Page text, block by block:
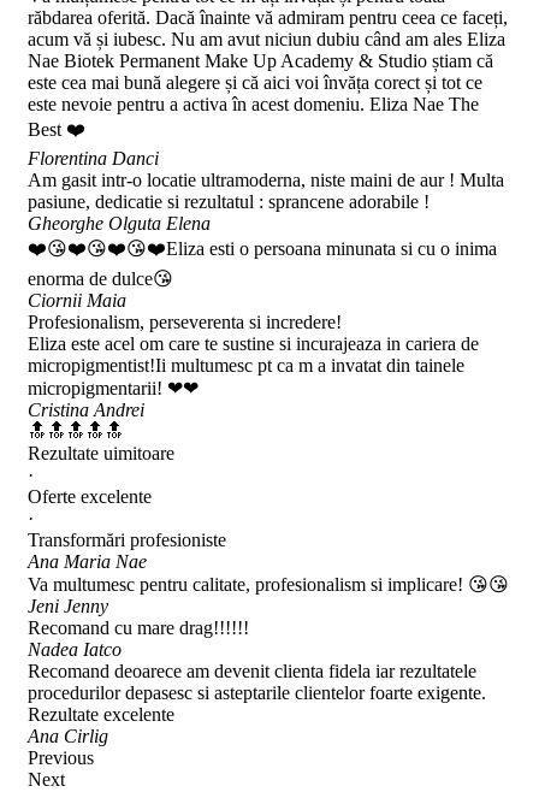
răbdarea oferită. Dacă înainte vă admiram pentru ceea ce faceți,
acum vă și iubesc. Nu am avut niciun dubiu când am ales Eliza
Nae Biotek Permanent Make Up Academy & Studio știam că
este cea mai bună alegere și că aici voi învăța corect și tot ce
este nevoie pentru a activa în acest domeniu. Eliza Nae The
Best ❤️
Florentina Danci
Am gasit intr-o locatie ultramoderna, niste maini de aur ! Multa
pasiune, dedicatie si rezultatul : sprancene adorabile !
Gheorghe Olguta Elena
❤️😘❤️😘❤️😘❤️Eliza esti o persoana minunata si cu o inima
enorma de dulce😘
Ciornii Maia
Profesionalism, perseverenta si incredere!
Eliza este acel om care te sustine si incurajeaza in cariera de
micropigmentist!Ii multumesc pt ca m a invatat din tainele
micropigmentarii! ❤❤
Cristina Andrei
🔝🔝🔝🔝🔝
Rezultate uimitoare
·
Oferte excelente
·
Transformări profesioniste
Ana Maria Nae
Va multumesc pentru calitate, profesionalism si implicare! 😘😘
Jeni Jenny
Recomand cu mare drag!!!!!!
Nadea Iatco
Recomand deoarece am devenit clienta fidela iar rezultatele
procedurilor depasesc si asteptarile clientelor foarte exigente.
Rezultate excelente
Ana Cirlig
Previous
Next